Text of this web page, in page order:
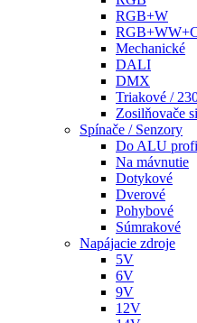
RGB+W
Mechanické
DALI
DMX
Triakové /
Zosilňovače
Spínače / Senzory
Do ALU
Na mávnutie
Dotykové
Dverové
Pohybové
Súmrakové
Napájacie zdroje
5V
6V
9V
12V